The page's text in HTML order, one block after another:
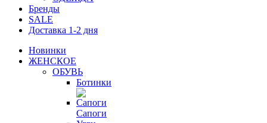
Бренды
SALE
Доставка 1-2 дня
Новинки
ЖЕНСКОЕ
ОБУВЬ
Ботинки
Сапоги